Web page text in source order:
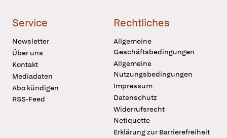
Service
Newsletter
Über uns
Kontakt
Mediadaten
Abo kündigen
RSS-Feed
Rechtliches
Allgemeine
Geschäftsbedingungen
Allgemeine
Nutzungsbedingungen
Impressum
Datenschutz
Widerrufsrecht
Netiquette
Erklärung zur Barrierefreiheit